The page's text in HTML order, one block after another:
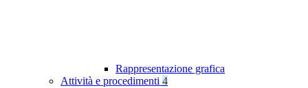
Rappresentazione grafica
Attività e procedimenti 4